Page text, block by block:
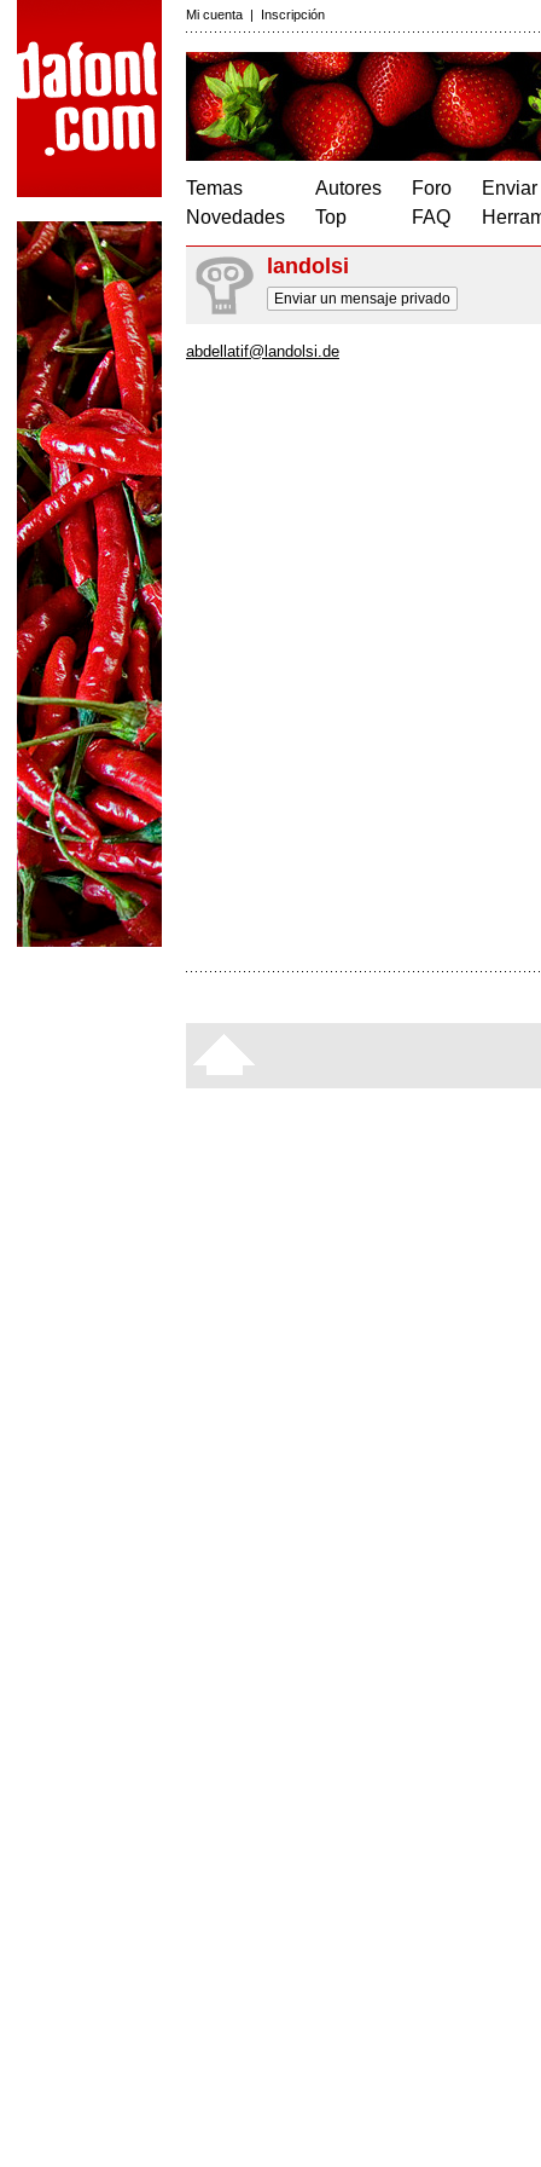
Mi cuenta | Inscripción
Temas
Novedades
Autores
Top
Foro
FAQ
landolsi
Enviar un mensaje privado
abdellatif@landolsi.de